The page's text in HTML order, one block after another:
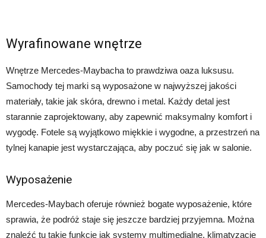
Wyrafinowane wnętrze
Wnętrze Mercedes-Maybacha to prawdziwa oaza luksusu.
Samochody tej marki są wyposażone w najwyższej jakości
materiały, takie jak skóra, drewno i metal. Każdy detal jest
starannie zaprojektowany, aby zapewnić maksymalny komfort i
wygodę. Fotele są wyjątkowo miękkie i wygodne, a przestrzeń na
tylnej kanapie jest wystarczająca, aby poczuć się jak w salonie.
Wyposażenie
Mercedes-Maybach oferuje również bogate wyposażenie, które
sprawia, że podróż staje się jeszcze bardziej przyjemna. Można
znaleźć tu takie funkcje jak systemy multimedialne, klimatyzację